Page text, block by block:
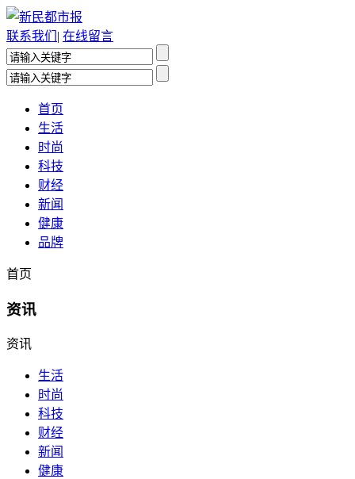
联系我们 | 在线留言
首页
生活
时尚
科技
财经
新闻
健康
品牌
首页
资讯
资讯
生活
时尚
科技
财经
新闻
健康